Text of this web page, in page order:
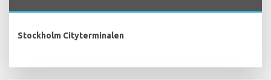
Stockholm Cityterminalen